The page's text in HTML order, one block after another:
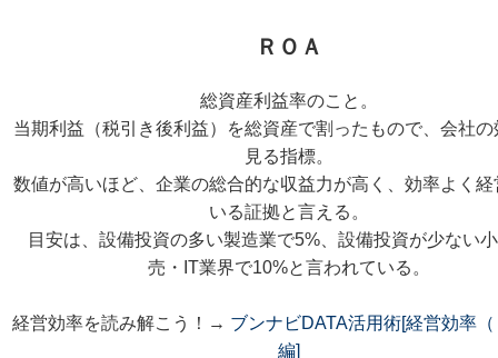
ＲＯＡ
総資産利益率のこと。
当期利益（税引き後利益）を総資産で割ったもので、会社
見る指標。
数値が高いほど、企業の総合的な収益力が高く、効率よく経
いる証拠と言える。
目安は、設備投資の多い製造業で5%、設備投資が少ない
売・IT業界で10%と言われている。
経営効率を読み解こう！→ ブンナビDATA活用術[経営効率
編]